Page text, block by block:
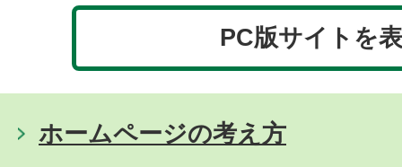
PC版サイトを
ホームページの考え方